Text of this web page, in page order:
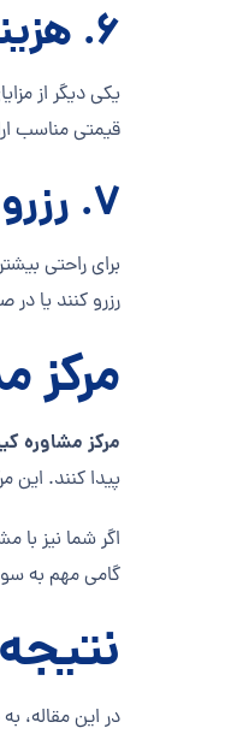
6.
یکی دیگر از
قیمتی مناسب
7.
برای راحتی
رزرو کنند یا
مرکز
مرکز مشاوره
پیدا کنند. این
اگر شما نیز با
گامی مهم به
در این مقاله،